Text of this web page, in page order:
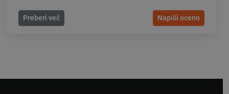
Preberi več Napiši oceno